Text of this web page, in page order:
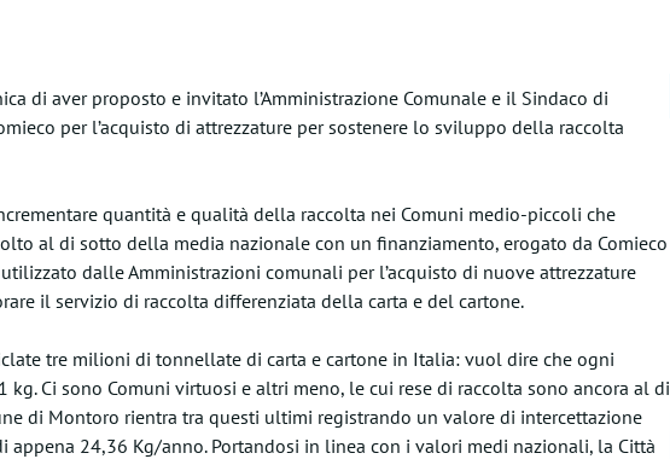
di aver proposto e invitato l’Amministrazione Comunale e il Sindaco di
per l’acquisto di attrezzature per sostenere lo sviluppo della raccolta
quantità e qualità della raccolta nei Comuni medio-piccoli che
al di sotto della media nazionale con un finanziamento, erogato da Comieco
dalle Amministrazioni comunali per l’acquisto di nuove attrezzature
il servizio di raccolta differenziata della carta e del cartone.
tre milioni di tonnellate di carta e cartone in Italia: vuol dire che ogni
kg. Ci sono Comuni virtuosi e altri meno, le cui rese di raccolta sono ancora al di
di Montoro rientra tra questi ultimi registrando un valore di intercettazione
appena 24,36 Kg/anno. Portandosi in linea con i valori medi nazionali, la Città